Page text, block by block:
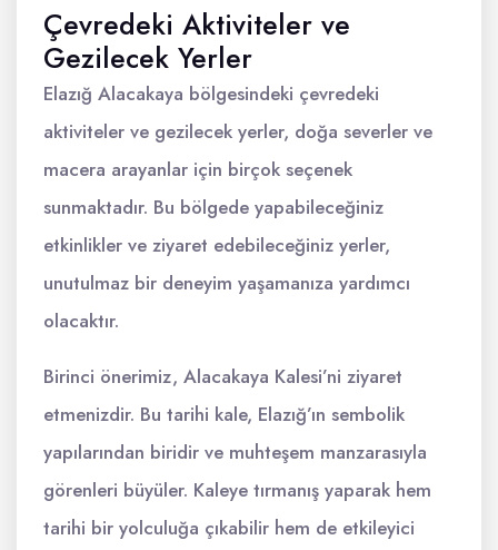
Çevredeki Aktiviteler ve
Gezilecek Yerler
Elazığ Alacakaya bölgesindeki çevredeki
aktiviteler ve gezilecek yerler, doğa severler ve
macera arayanlar için birçok seçenek
sunmaktadır. Bu bölgede yapabileceğiniz
etkinlikler ve ziyaret edebileceğiniz yerler,
unutulmaz bir deneyim yaşamanıza yardımcı
olacaktır.
Birinci önerimiz, Alacakaya Kalesi’ni ziyaret
etmenizdir. Bu tarihi kale, Elazığ’ın sembolik
yapılarından biridir ve muhteşem manzarasıyla
görenleri büyüler. Kaleye tırmanış yaparak hem
tarihi bir yolculuğa çıkabilir hem de etkileyici